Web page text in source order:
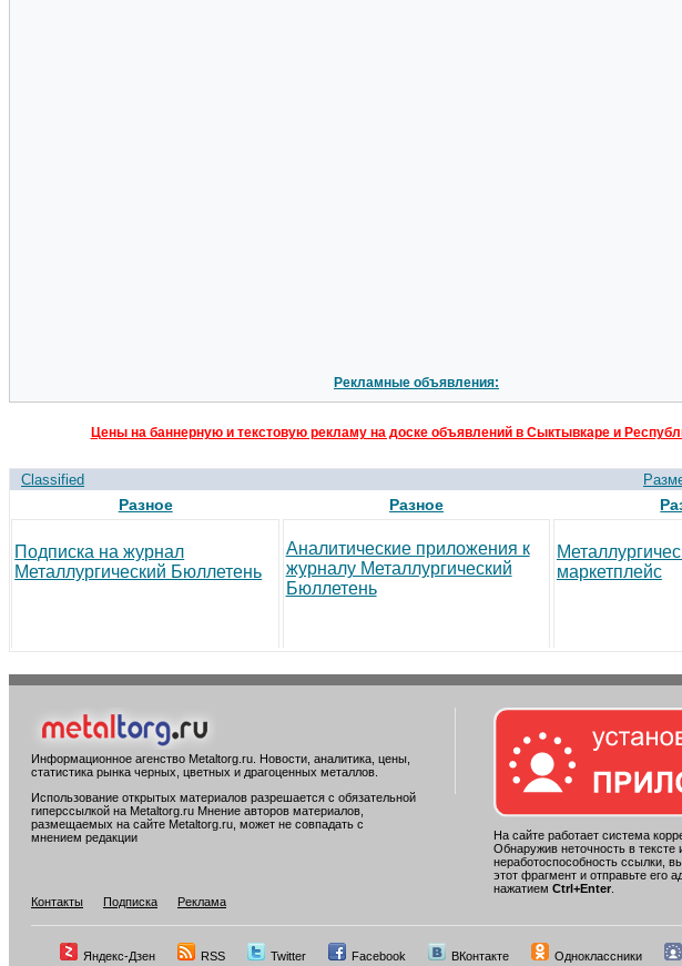
Рекламные объявления:
Цены на баннерную и текстовую рекламу на доске объявлений в Сыктывкаре и
Classified
Разное
Подписка на журнал
Металлургический Бюллетень
Разное
Аналитические приложения к
журналу Металлургический
Бюллетень
маркетплейс
Информационное агенство Metaltorg.ru. Новости, аналитика, цены,
статистика рынка черных, цветных и драгоценных металлов.
Использование открытых материалов разрешается с обязательной
гиперссылкой на Metaltorg.ru Мнение авторов материалов,
размещаемых на сайте Metaltorg.ru, может не совпадать с
мнением редакции
На сайте работает система
Обнаружив неточность в тексте
неработоспособность ссылки,
этот фрагмент и отправьте его
нажатием Ctrl+Enter
Контакты
Подписка Реклама
Яндекс-Дзен RSS Twitter Facebook ВКонтакте Одноклассники